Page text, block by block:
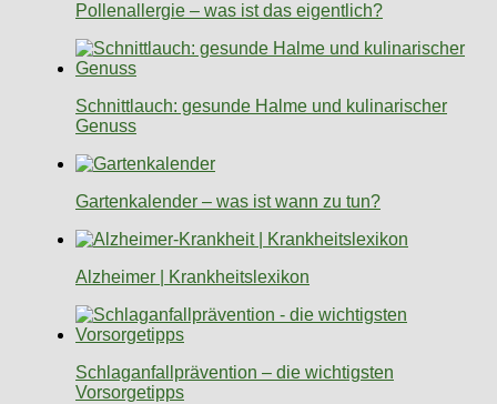
Pollenallergie – was ist das eigentlich?
Schnittlauch: gesunde Halme und kulinarischer
Genuss
Gartenkalender – was ist wann zu tun?
Alzheimer | Krankheitslexikon
Schlaganfallprävention – die wichtigsten
Vorsorgetipps